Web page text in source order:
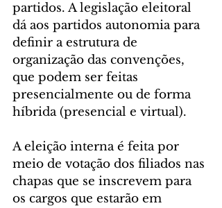
partidos. A legislação eleitoral
dá aos partidos autonomia para
definir a estrutura de
organização das convenções,
que podem ser feitas
presencialmente ou de forma
híbrida (presencial e virtual).
A eleição interna é feita por
meio de votação dos filiados nas
chapas que se inscrevem para
os cargos que estarão em